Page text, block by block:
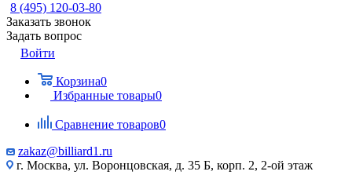
8 (495) 120-03-80
Заказать звонок
Задать вопрос
Войти
Корзина0
Избранные товары0
Сравнение товаров0
zakaz@billiard1.ru
г. Москва, ул. Воронцовская, д. 35 Б, корп. 2, 2-ой этаж